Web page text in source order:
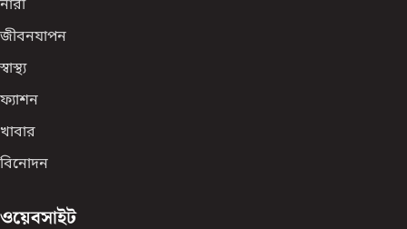
নারী
জীবনযাপন
স্বাস্থ্য
ফ্যাশন
খাবার
বিনোদন
ওয়েবসাইট